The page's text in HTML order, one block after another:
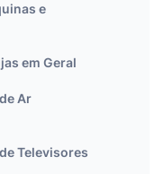
e
em Geral
Ar
Televisores